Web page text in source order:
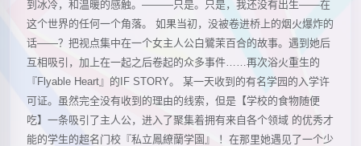
到冰冷，和温暖的感触。———只是。只是，我还没有出生——在
这个世界的任何一个角落。 如果当初，没被卷进桥上的烟火爆炸的
话——？把视点集中在一个女主人公白鷺茉百合的故事。遇到她后
互相吸引，加上在一起之后卷起的众多事件……再次浴火重生的
『Flyable Heart』的IF STORY。 某一天收到的有名学园的入学许
可证。虽然完全没有收到的理由的线索，但是【学校的食物随便
吃】一条吸引了主人公，进入了聚集着拥有来自各个领域 的优秀才
能的学生的超名门校『私立鳳繚蘭学園』 ！在那里她遇见了一个少